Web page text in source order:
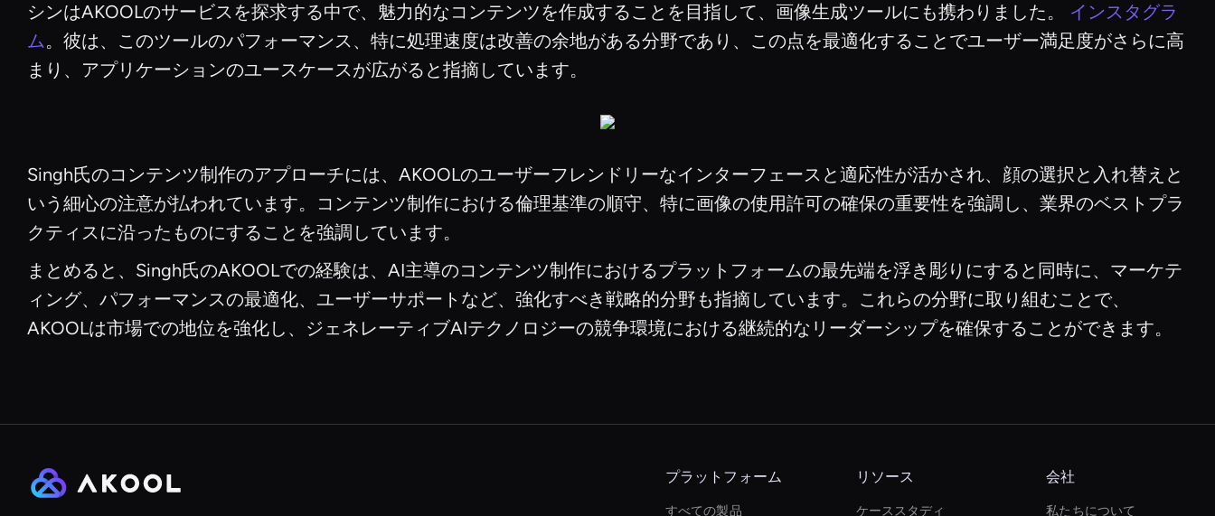
シンはAKOOLのサービスを探求する中で、魅力的なコンテンツを作成することを目指して、画像生成ツールにも携わりました。 インスタグラ
ム。彼は、このツールのパフォーマンス、特に処理速度は改善の余地がある分野であり、この点を最適化することでユーザー満足度がさらに高
まり、アプリケーションのユースケースが広がると指摘しています。
Singh氏のコンテンツ制作のアプローチには、AKOOLのユーザーフレンドリーなインターフェースと適応性が活かされ、顔の選択と入れ替えと
いう細心の注意が払われています。コンテンツ制作における倫理基準の順守、特に画像の使用許可の確保の重要性を強調し、業界のベストプラ
クティスに沿ったものにすることを強調しています。
まとめると、Singh氏のAKOOLでの経験は、AI主導のコンテンツ制作におけるプラットフォームの最先端を浮き彫りにすると同時に、マーケテ
ィング、パフォーマンスの最適化、ユーザーサポートなど、強化すべき戦略的分野も指摘しています。これらの分野に取り組むことで、
AKOOLは市場での地位を強化し、ジェネレーティブAIテクノロジーの競争環境における継続的なリーダーシップを確保することができます。
プラットフォーム
すべての製品
リソース
ケーススタディ
会社
私たちについて